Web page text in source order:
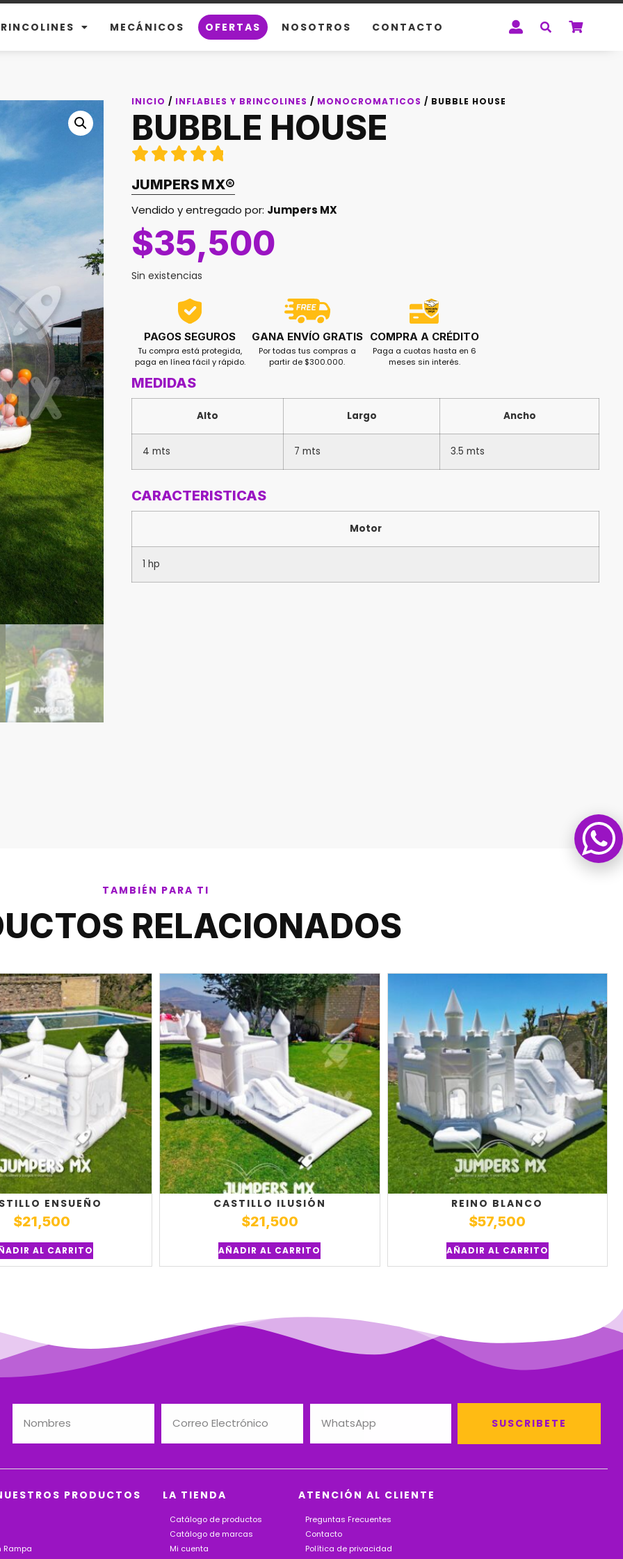
MECÁNICOS OFERTAS NOSOTROS CONTACTO
INICIO / INFLABLES Y BRINCOLINES / MONOCROMATICOS / BUBBLE HOUSE
BUBBLE HOUSE
    
JUMPERS MX®
Vendido y entregado por: Jumpers MX
$35,500
Sin existencias
PAGOS SEGUROS
Tu compra está protegida,
paga en línea fácil y rápido.
GANA ENVÍO GRATIS
Por todas tus compras a
partir de $300.000.
COMPRA A CRÉDITO
Paga a cuotas hasta en 6
meses sin interés.
MEDIDAS
Alto Largo Ancho
4 mts 7 mts 3.5 mts
CARACTERISTICAS
Motor
1 hp
TAMBIÉN PARA TI
RELACIONADOS
ENSUEÑO
$21,500
AL CARRITO
CASTILLO ILUSIÓN
$21,500
AÑADIR AL CARRITO
REINO BLANCO
$57,500
AÑADIR AL CARRITO
SUSCRIBETE
PRODUCTOS
Rampa
LA TIENDA
Catálogo de productos
Catálogo de marcas
Mi cuenta
ATENCIÓN AL CLIENTE
Preguntas Frecuentes
Contacto
Política de privacidad